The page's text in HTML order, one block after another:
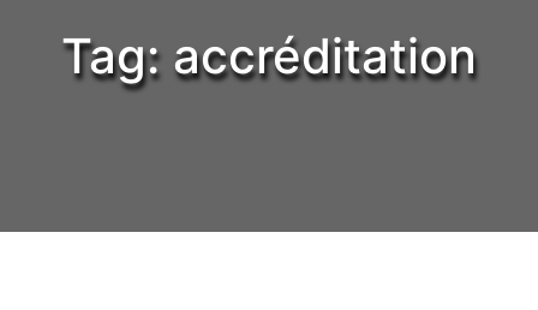
Tag: accréditation